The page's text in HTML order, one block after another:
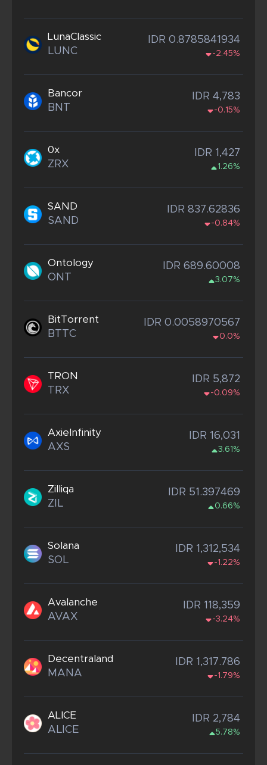
LunaClassic
LUNC
IDR 0.8785841934
-2.45%
Bancor
BNT
IDR 4,783
-0.15%
0x
ZRX
IDR 1,427
1.26%
SAND
SAND
IDR 837.62836
-0.84%
Ontology
ONT
IDR 689.60008
3.07%
BitTorrent
BTTC
IDR 0.0058970567
0.0%
TRON
TRX
IDR 5,872
-0.09%
AxieInfinity
AXS
IDR 16,031
3.61%
Zilliqa
ZIL
IDR 51.397469
0.66%
Solana
SOL
IDR 1,312,534
-1.22%
Avalanche
AVAX
IDR 118,359
-3.24%
Decentraland
MANA
IDR 1,317.786
-1.79%
ALICE
ALICE
IDR 2,784
5.78%